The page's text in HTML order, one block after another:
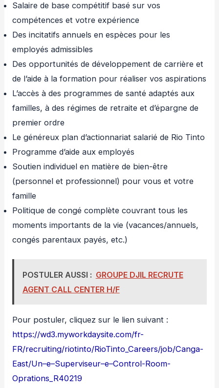
Salaire de base compétitif basé sur vos
compétences et votre expérience
Des incitatifs annuels en espèces pour les
employés admissibles
Des opportunités de développement de carrière et
de l’aide à la formation pour réaliser vos aspirations
L’accès à des programmes de santé adaptés aux
familles, à des régimes de retraite et d’épargne de
premier ordre
Le généreux plan d’actionnariat salarié de Rio Tinto
Programme d’aide aux employés
Soutien individuel en matière de bien-être
(personnel et professionnel) pour vous et votre
famille
Politique de congé complète couvrant tous les
moments importants de la vie (vacances/annuels,
congés parentaux payés, etc.)
POSTULER AUSSI : GROUPE DJIL RECRUTE
AGENT CALL CENTER H/F
Pour postuler, cliquez sur le lien suivant :
https://wd3.myworkdaysite.com/fr-
FR/recruiting/riotinto/RioTinto_Careers/job/Canga-
East/Un–e–Superviseur–e–Control-Room-
Oprations_R40219